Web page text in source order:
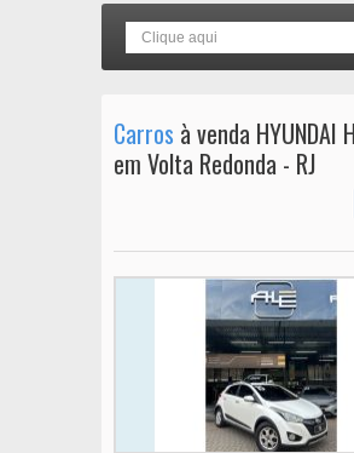
Carros à venda HYUNDAI
em Volta Redonda - RJ